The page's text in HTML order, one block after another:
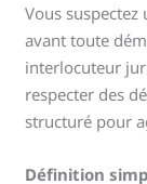
Vous suspectez
avant toute
interlocuteur
respecter des
structuré pour
Définition